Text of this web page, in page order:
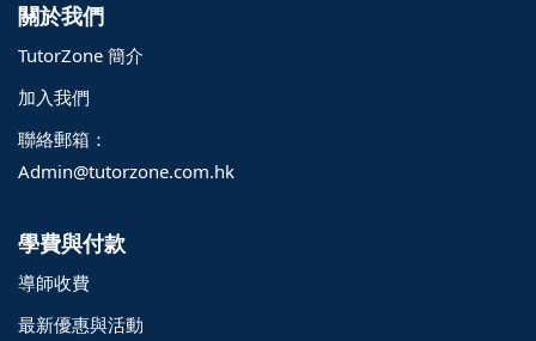
關於我們
TutorZone 簡介
加入我們
聯絡郵箱：
Admin@tutorzone.com.hk
學費與付款
導師收費
最新優惠與活動